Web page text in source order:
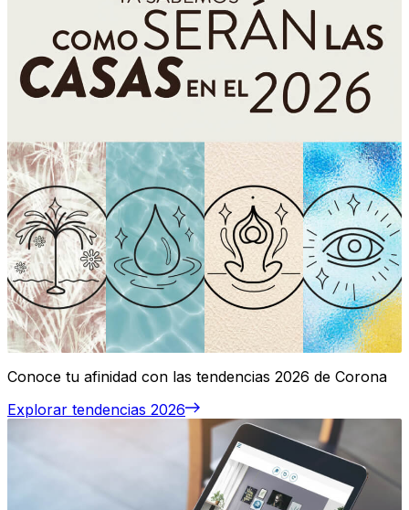
Conoce tu afinidad con las tendencias 2026 de Corona
Explorar tendencias 2026